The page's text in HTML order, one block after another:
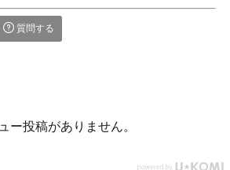
質問する
ー投稿がありません。